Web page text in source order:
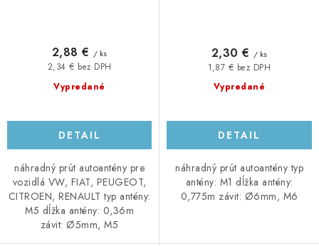
Vypredané
2,34 € bez DPH
2,88 € / ks
DETAIL
náhradný prút autoantény pre
vozidlá VW, FIAT, PEUGEOT,
CITROEN, RENAULT typ antény:
M5 dĺžka antény: 0,36m
závit: Ø5mm, M5
Vypredané
1,87 € bez DPH
2,30 € / ks
DETAIL
náhradný prút autoantény typ
antény: M1 dĺžka antény:
0,775m závit: Ø6mm, M6